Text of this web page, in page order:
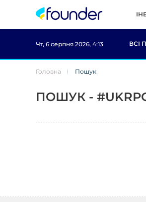
Чт, 6 серпня 2026, 4:13 ВСІ
Головна Пошук
ПОШУК -